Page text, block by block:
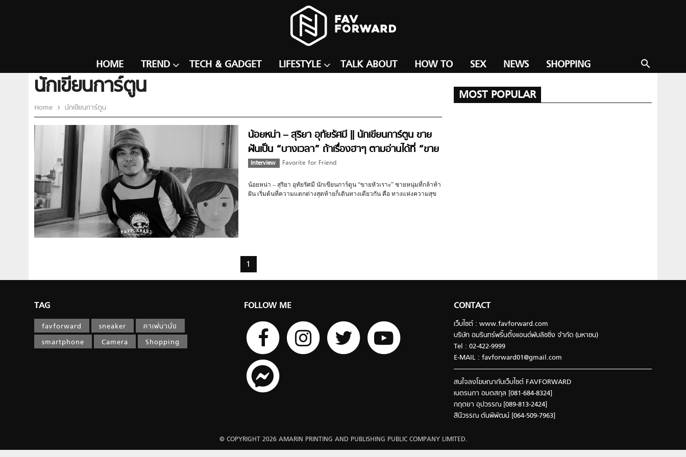
search
HOME TREND TECH & GADGET LIFESTYLE TALK ABOUT HOW TO SEX NEWS SHOPPING
นักเขียนการ์ตูน
Home นักเขียนการ์ตูน
น้อยหน่า – สุริยา อุทัยรัศมี || นักเขียนการ์ตูน ขาย
ฝันเป็น “บางเวลา” ถ้าเรื่องฮาๆ ตามอ่านได้ที่ “ขาย
หัวเราะ”
Interview Favorite for Friend
น้อยหน่า – สุริยา อุทัยรัศมี นักเขียนการ์ตูน “ขายหัวเราะ” ชายหนุ่มที่กล้าท้า
ฝัน เริ่มต้นที่ความแตกต่างสุดท้ายก็เดินทางเดียวกัน คือ ทางแห่งความสุข
1
MOST POPULAR
TAG
favforward sneaker
คาเฟ่น่านั่ง
smartphone
Camera Shopping
FOLLOW ME CONTACT
เว็บไซต์ : www.favforward.com
บริษัท อมรินทร์พริ้นติ้งแอนด์พับลิชชิ่ง จำกัด (มหาชน)
Tel : 02-422-9999
E-MAIL : favforward01@gmail.com
สนใจลงโฆษณากับเว็บไซต์ FAVFORWARD
เนตรนภา อมตสกุล [081-684-8324]
กฤตยา อุปวรรณ [089-813-2424]
สินีวรรณ ตันพิพัฒน์ [064-509-7963]
© COPYRIGHT 2026 AMARIN PRINTING AND PUBLISHING PUBLIC COMPANY LIMITED.